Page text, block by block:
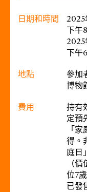
日期和時間
2025
下午
2025
下午
地點
參加
博物
費用
持有
定預
「
得。
庭日
（
位7
已發